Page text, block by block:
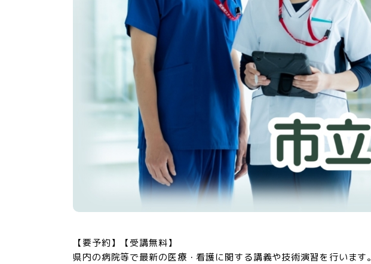
【要予約】【受講無料】
県内の病院等で最新の医療・看護に関する講義や技術演習を行います。